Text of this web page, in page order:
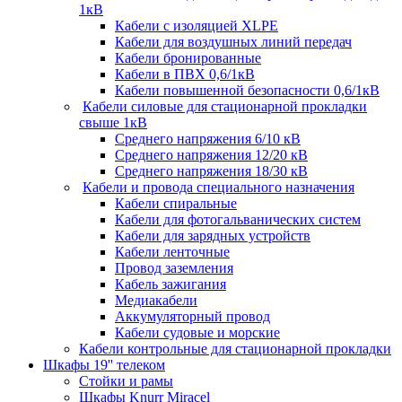
1кВ
Кабели c изоляцией XLPE
Кабели для воздушных линий передач
Кабели бронированные
Кабели в ПВХ 0,6/1кВ
Кабели повышенной безопасности 0,6/1кВ
Кабели силовые для стационарной прокладки
свыше 1кВ
Среднего напряжения 6/10 кВ
Среднего напряжения 12/20 кВ
Среднего напряжения 18/30 кВ
Кабели и провода специального назначения
Кабели спиральные
Кабели для фотогальванических систем
Кабели для зарядных устройств
Кабели ленточные
Провод заземления
Кабель зажигания
Медиакабели
Аккумуляторный провод
Кабели судовые и морские
Кабели контрольные для стационарной прокладки
Шкафы 19'' телеком
Стойки и рамы
Шкафы Knurr Miracel